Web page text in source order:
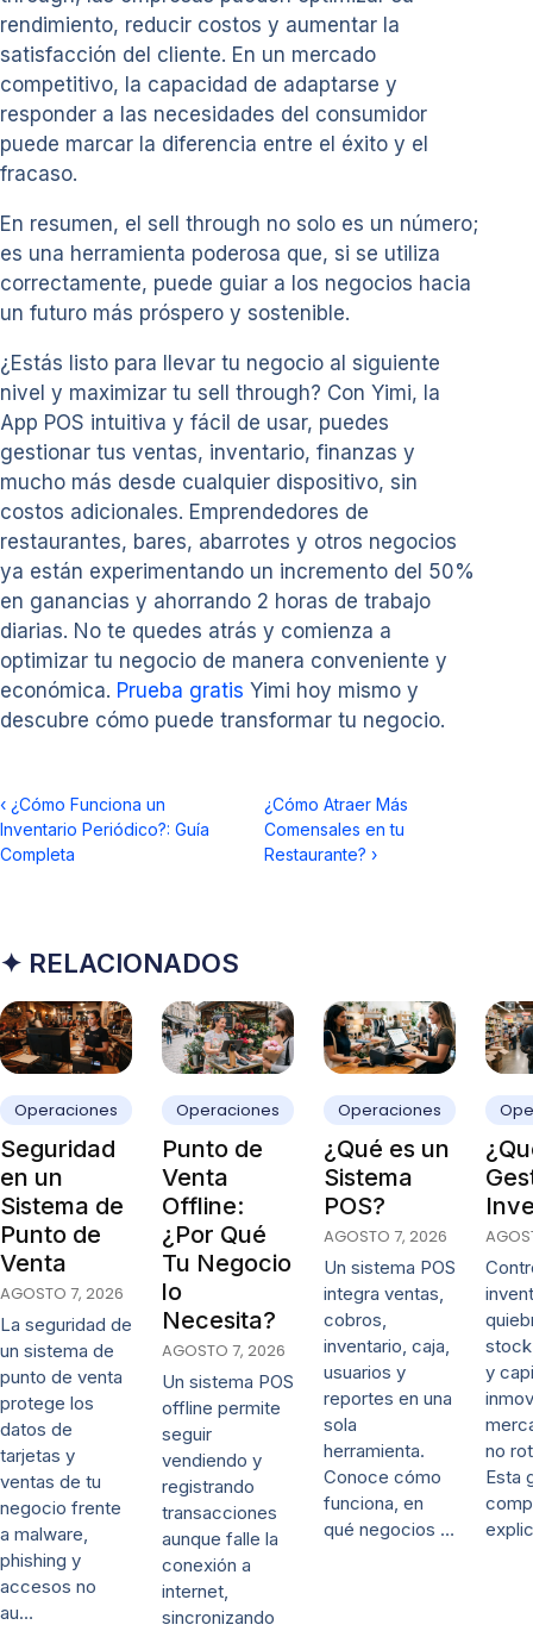
rendimiento, reducir costos y aumentar la
satisfacción del cliente. En un mercado
competitivo, la capacidad de adaptarse y
responder a las necesidades del consumidor
puede marcar la diferencia entre el éxito y el
fracaso.
En resumen, el sell through no solo es un número;
es una herramienta poderosa que, si se utiliza
correctamente, puede guiar a los negocios hacia
un futuro más próspero y sostenible.
¿Estás listo para llevar tu negocio al siguiente
nivel y maximizar tu sell through? Con Yimi, la
App POS intuitiva y fácil de usar, puedes
gestionar tus ventas, inventario, finanzas y
mucho más desde cualquier dispositivo, sin
costos adicionales. Emprendedores de
restaurantes, bares, abarrotes y otros negocios
ya están experimentando un incremento del 50%
en ganancias y ahorrando 2 horas de trabajo
diarias. No te quedes atrás y comienza a
optimizar tu negocio de manera conveniente y
económica. Prueba gratis Yimi hoy mismo y
descubre cómo puede transformar tu negocio.
‹ ¿Cómo Funciona un
Inventario Periódico?: Guía
Completa
¿Cómo Atraer Más
Comensales en tu
Restaurante? ›
✦ RELACIONADOS
Operaciones
Seguridad
en un
Sistema de
Punto de
Venta
AGOSTO 7, 2026
La seguridad de
un sistema de
punto de venta
protege los
datos de
tarjetas y
ventas de tu
negocio frente
a malware,
phishing y
accesos no
au…
Operaciones
Punto de
Venta
Offline:
¿Por Qué
Tu Negocio
lo
Necesita?
AGOSTO 7, 2026
Un sistema POS
offline permite
seguir
vendiendo y
registrando
transacciones
aunque falle la
conexión a
internet,
sincronizando
Operaciones
¿Qué es un
Sistema
POS?
AGOSTO 7, 2026
Un sistema POS
integra ventas,
cobros,
inventario, caja,
usuarios y
reportes en una
sola
herramienta.
Conoce cómo
funciona, en
qué negocios …
y
no
Esta